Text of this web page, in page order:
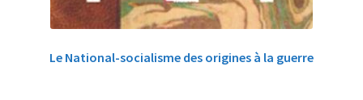
Le National-socialisme des origines à la guerre